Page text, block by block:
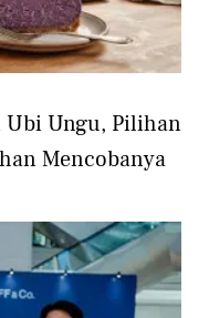
Ubi Ungu, Pilihan
Mencobanya